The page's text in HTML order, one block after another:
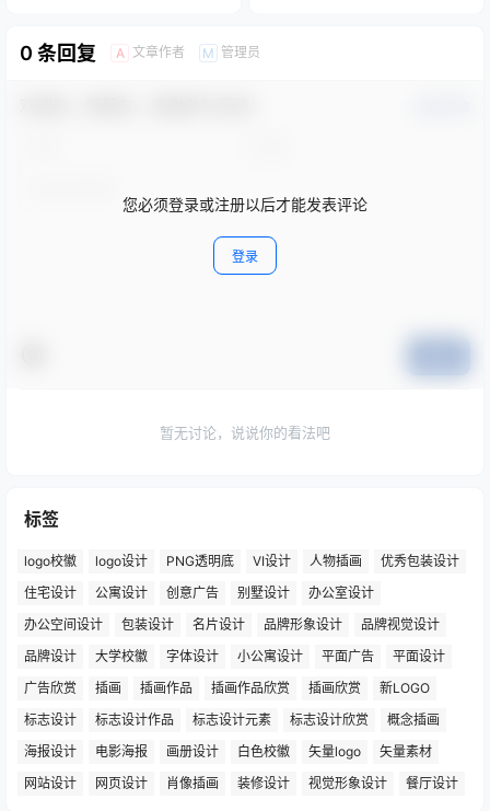
0 条回复 A 文章作者 M 管理员
您必须登录或注册以后才能发表评论
登录
暂无讨论，说说你的看法吧
标签
logo校徽 logo设计 PNG透明底 VI设计 人物插画
优秀包装设计
住宅设计
公寓设计 创意广告 别墅设计
办公室设计
办公空间设计
包装设计 名片设计 品牌形象设计
品牌视觉设计
品牌设计
大学校徽 字体设计 小公寓设计 平面广告
平面设计
广告欣赏
插画 插画作品 插画作品欣赏 插画欣赏
新LOGO
标志设计
标志设计作品 标志设计元素 标志设计欣赏
概念插画
海报设计
电影海报 画册设计 白色校徽 矢量logo
矢量素材
网站设计
网页设计 肖像插画 装修设计 视觉形象设计 餐厅设计